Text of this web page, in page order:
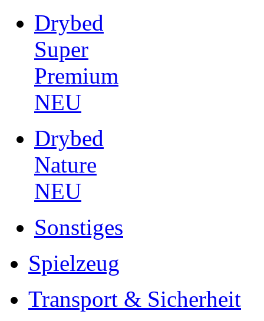
Drybed
Super
Premium
NEU
Drybed
Nature
NEU
Sonstiges
Spielzeug
Transport & Sicherheit